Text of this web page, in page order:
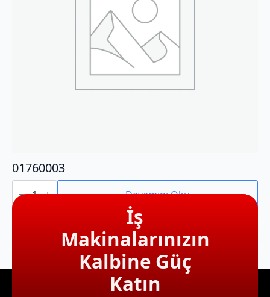
01760003
01760003
adet Devamını Oku
İş
Makinalarınızın
Kalbine Güç
Katın